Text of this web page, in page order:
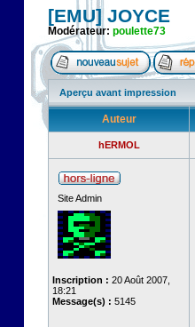
[EMU] JOYCE
Modérateur: poulette73
Aperçu avant impression
Auteur
hERMOL
Site Admin
Inscription : 20 Août 2007,
18:21
Message(s) : 5145